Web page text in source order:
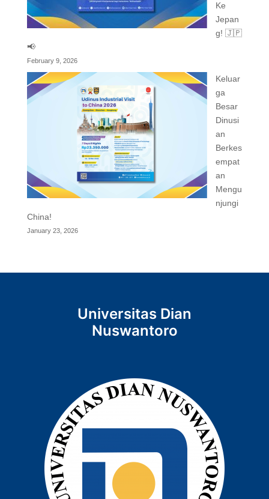
Ke
Jepan
g! 🇯🇵
📢
February 9, 2026
Keluar
ga
Besar
Dinusi
an
Berkes
empat
an
Mengu
njungi
China!
January 23, 2026
Universitas Dian
Nuswantoro